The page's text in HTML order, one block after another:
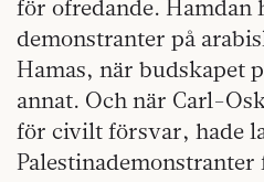
för ofredande. Hamdan
demonstranter på
Hamas, när budskapet
annat. Och när Carl-
för civilt försvar, hade